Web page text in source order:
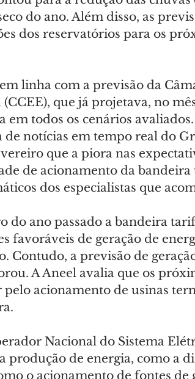
do ano. Além disso, as
dos reservatórios para os
linha com a previsão da
que já projetava, no
em todos os cenários
de notícias em tempo real do
que a piora nas
de acionamento da
dos especialistas que
do ano passado a bandeira
favoráveis de geração de
Contudo, a previsão de
A Aneel avalia que os
acionamento de usinas
Nacional do Sistema
produção de energia, como a
o acionamento de fontes de